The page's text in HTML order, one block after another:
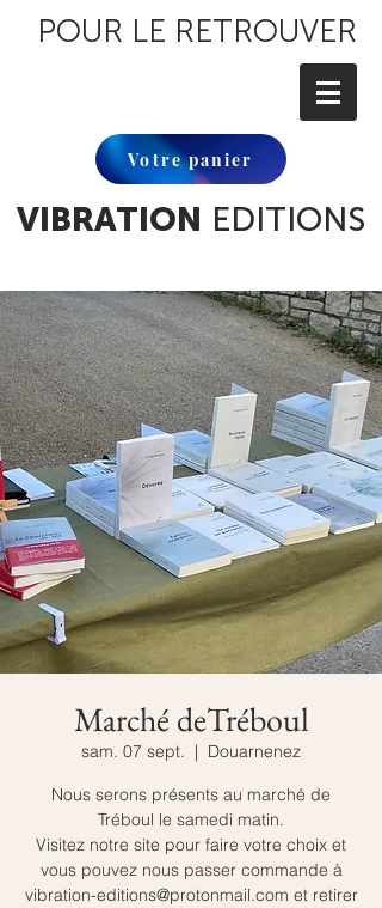
POUR LE RETROUVER
Votre panier
VIBRATION EDITIONS
Marché deTréboul
sam. 07 sept.
  |
Douarnenez
Nous serons présents au marché de
Tréboul le samedi matin.
Visitez notre site pour faire votre choix et
vous pouvez nous passer commande à
vibration-editions@protonmail.com et retirer